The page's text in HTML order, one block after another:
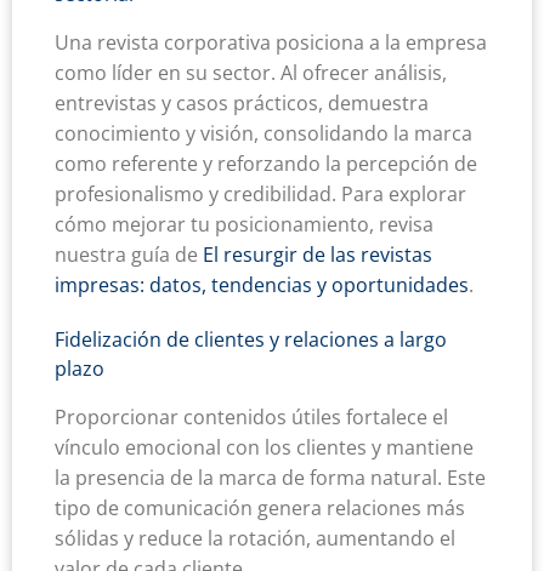
Una revista corporativa posiciona a la empresa
como líder en su sector. Al ofrecer análisis,
entrevistas y casos prácticos, demuestra
conocimiento y visión, consolidando la marca
como referente y reforzando la percepción de
profesionalismo y credibilidad. Para explorar
cómo mejorar tu posicionamiento, revisa
nuestra guía de El resurgir de las revistas
impresas: datos, tendencias y oportunidades.
Fidelización de clientes y relaciones a largo
plazo
Proporcionar contenidos útiles fortalece el
vínculo emocional con los clientes y mantiene
la presencia de la marca de forma natural. Este
tipo de comunicación genera relaciones más
sólidas y reduce la rotación, aumentando el